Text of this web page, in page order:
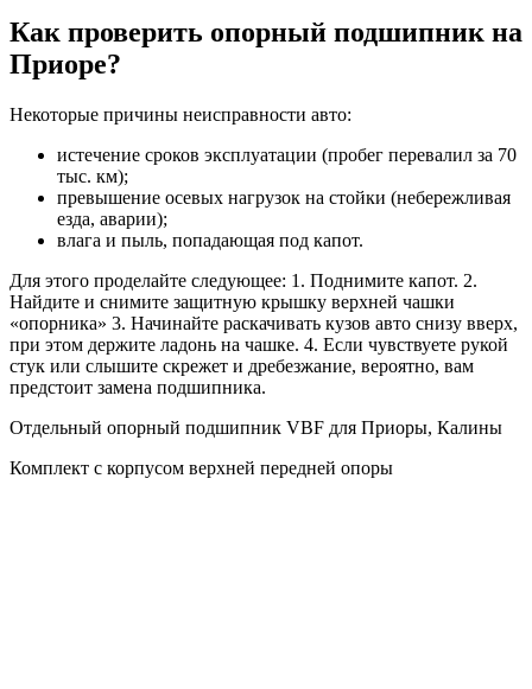
Как проверить опорный подшипник на
Приоре?
Некоторые причины неисправности авто:
истечение сроков эксплуатации (пробег перевалил за 70
тыс. км);
превышение осевых нагрузок на стойки (небережливая
езда, аварии);
влага и пыль, попадающая под капот.
Для этого проделайте следующее: 1. Поднимите капот. 2.
Найдите и снимите защитную крышку верхней чашки
«опорника» 3. Начинайте раскачивать кузов авто снизу вверх,
при этом держите ладонь на чашке. 4. Если чувствуете рукой
стук или слышите скрежет и дребезжание, вероятно, вам
предстоит замена подшипника.
Отдельный опорный подшипник VBF для Приоры, Калины
Комплект с корпусом верхней передней опоры